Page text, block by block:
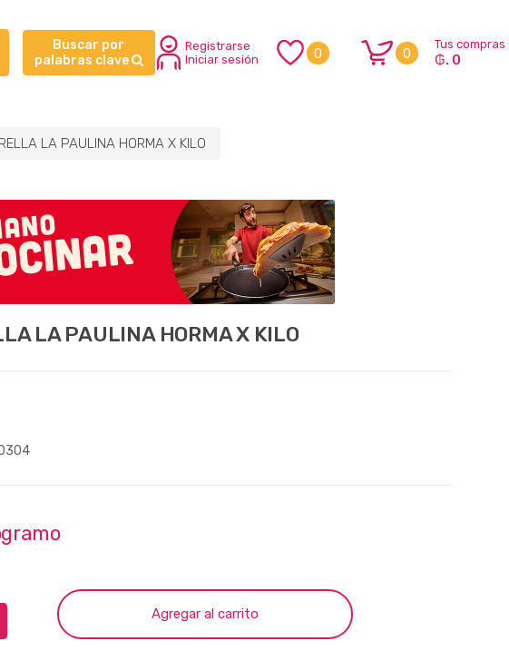
Buscar por
palabras clave
Registrarse
Iniciar sesión
0 0
Tus compras
₲. 0
LA PAULINA HORMA X KILO
LA PAULINA HORMA X KILO
Agregar al carrito